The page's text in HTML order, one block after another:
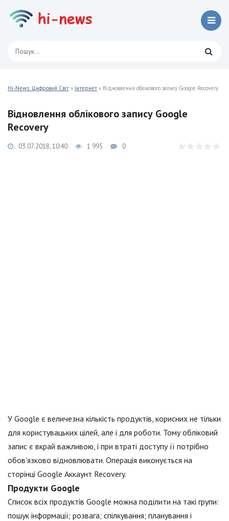
Hi-News: Цифровий Світ » Інтернет » Відновлення облікового запису Google Recovery
Відновлення облікового запису Google
Recovery
03.07.2018, 10:40 1 995 0
У Google є величезна кількість продуктів, корисних не тільки
для користувацьких цілей, але і для роботи. Тому обліковий
запис є вкрай важливою, і при втраті доступу її потрібно
обов'язково відновлювати. Операція виконується на
сторінці Google Аккаунт Recovery.
Продукти Google
Список всіх продуктів Google можна поділити на такі групи:
пошук інформації; розвага; спілкування; планування і